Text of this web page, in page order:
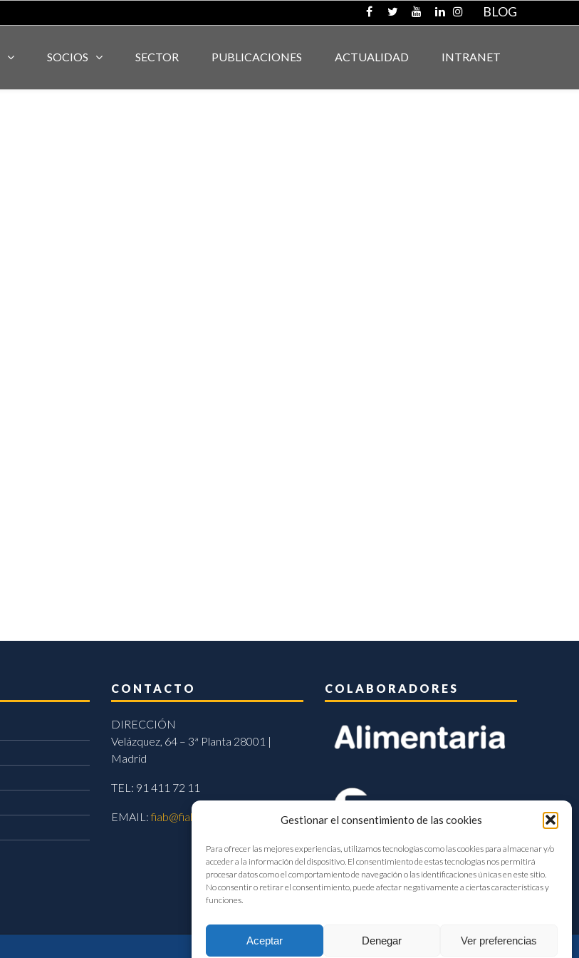
Gestionar el consentimiento de las cookies
Para ofrecer las mejores experiencias, utilizamos tecnologías como las cookies para almacenar y/o
acceder a la información del dispositivo. El consentimiento de estas tecnologías nos permitirá
procesar datos como el comportamiento de navegación o las identificaciones únicas en este sitio.
No consentir o retirar el consentimiento, puede afectar negativamente a ciertas características y
funciones.
Aceptar Denegar Ver preferencias
BLOG
SOCIOS SECTOR PUBLICACIONES ACTUALIDAD INTRANET
CONTACTO
DIRECCIÓN
Velázquez, 64 – 3ª Planta 28001 |
Madrid
TEL: 91 411 72 11
EMAIL:fiab@fiab.es
COLABORADORES